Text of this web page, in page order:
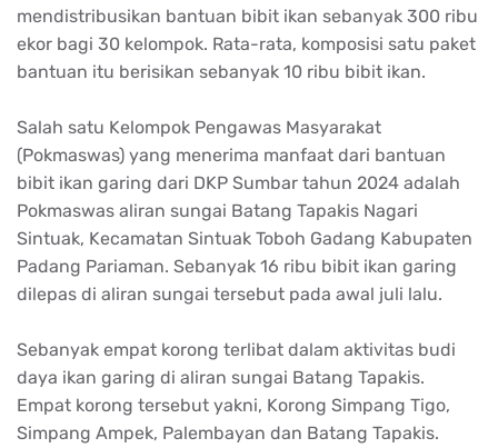
mendistribusikan bantuan bibit ikan sebanyak 300 ribu
ekor bagi 30 kelompok. Rata-rata, komposisi satu paket
bantuan itu berisikan sebanyak 10 ribu bibit ikan.
Salah satu Kelompok Pengawas Masyarakat
(Pokmaswas) yang menerima manfaat dari bantuan
bibit ikan garing dari DKP Sumbar tahun 2024 adalah
Pokmaswas aliran sungai Batang Tapakis Nagari
Sintuak, Kecamatan Sintuak Toboh Gadang Kabupaten
Padang Pariaman. Sebanyak 16 ribu bibit ikan garing
dilepas di aliran sungai tersebut pada awal juli lalu.
Sebanyak empat korong terlibat dalam aktivitas budi
daya ikan garing di aliran sungai Batang Tapakis.
Empat korong tersebut yakni, Korong Simpang Tigo,
Simpang Ampek, Palembayan dan Batang Tapakis.